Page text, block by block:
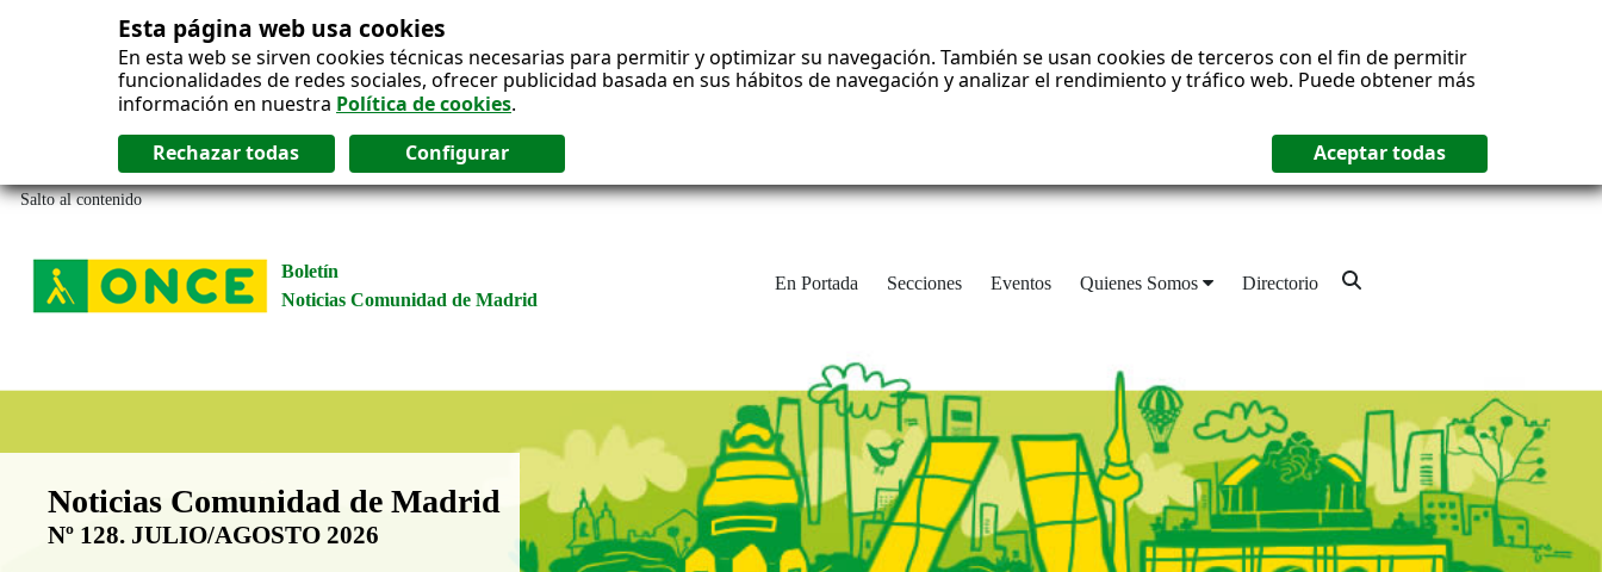
Esta página web usa cookies
En esta web se sirven cookies técnicas necesarias para permitir y optimizar su navegación. También se usan cookies de terceros con el fin de permitir
funcionalidades de redes sociales, ofrecer publicidad basada en sus hábitos de navegación y analizar el rendimiento y tráfico web. Puede obtener más
información en nuestra Política de cookies.
Salto al contenido
Boletín
Noticias Comunidad de Madrid
En Portada Secciones Eventos Quienes Somos Directorio
Boletín Noticias Comunidad de Madrid
Noticias Comunidad de Madrid
Nº 128. JULIO/AGOSTO 2026